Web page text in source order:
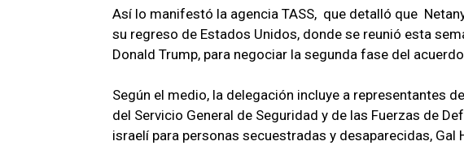
Así lo manifestó la agencia TASS, que detalló que
su regreso de Estados Unidos, donde se reunió esta
Donald Trump, para negociar la segunda fase del
Según el medio, la delegación incluye a representantes
del Servicio General de Seguridad y de las Fuerzas de
israelí para personas secuestradas y desaparecidas, Gal